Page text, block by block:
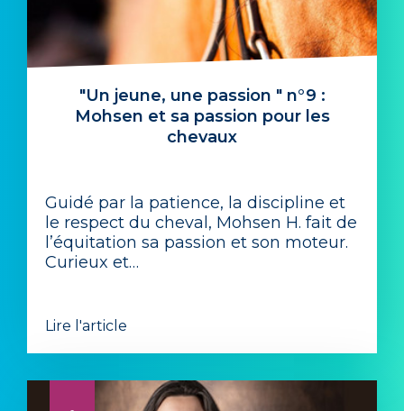
"Un jeune, une passion " n°9 :
Mohsen et sa passion pour les
chevaux
Guidé par la patience, la discipline et
le respect du cheval, Mohsen H. fait de
l’équitation sa passion et son moteur.
Curieux et…
Lire l'article